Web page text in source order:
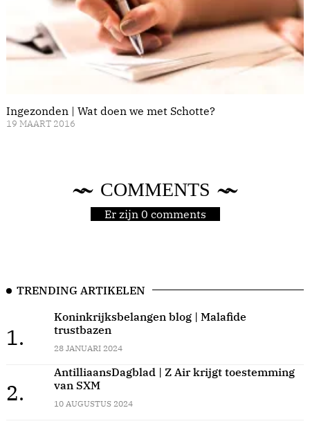
Ingezonden | Wat doen we met Schotte?
19 MAART 2016
COMMENTS
Er zijn 0 comments
TRENDING ARTIKELEN
1.
Koninkrijksbelangen blog | Malafide
trustbazen
28 JANUARI 2024
2.
AntilliaansDagblad | Z Air krijgt toestemming
van SXM
10 AUGUSTUS 2024